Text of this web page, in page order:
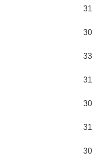
31
30
33
31
30
31
30